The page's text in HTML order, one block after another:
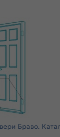
закрывания,
из МДФ
жесткая и
15 мм.
из ПВХ.
Браво.